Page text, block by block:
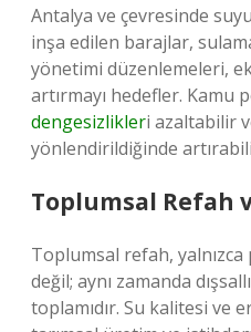
Antalya ve çevresinde
inşa edilen barajlar,
yönetimi düzenlemeleri,
artırmayı hedefler. Kamu
dengesizlikleri azaltabilir
yönlendirildiğinde
Toplumsal Refah
Toplumsal refah, yalnızca
değil; aynı zamanda
toplamıdır. Su kalitesi ve